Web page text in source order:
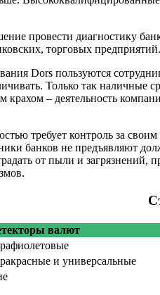
провести диагностику
торговых предприятий.
Dors пользуются
Только так наличные
крахом – деятельность
требует контроль за
банков не предъявляют
от пыли и загрязнений,
валют
и универсальные